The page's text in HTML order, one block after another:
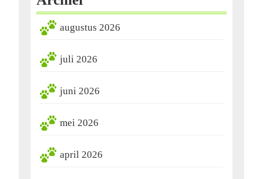
augustus 2026
juli 2026
juni 2026
mei 2026
april 2026